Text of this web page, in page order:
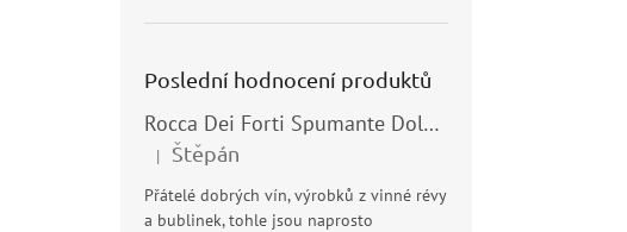
Poslední hodnocení produktů
Rocca Dei Forti Spumante Dolce 11,5% 0,75l
Hodnocení produktu je 5 z 5 hvězdiček.
| Štěpán
Přátelé dobrých vín, výrobků z vinné révy
a bublinek, tohle jsou naprosto